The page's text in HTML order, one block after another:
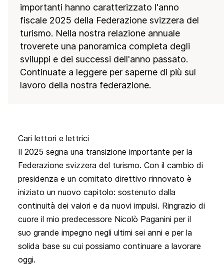
importanti hanno caratterizzato l'anno
fiscale 2025 della Federazione svizzera del
turismo. Nella nostra relazione annuale
troverete una panoramica completa degli
sviluppi e dei successi dell'anno passato.
Continuate a leggere per saperne di più sul
lavoro della nostra federazione.
Cari lettori e lettrici
Il 2025 segna una transizione importante per la
Federazione svizzera del turismo. Con il cambio di
presidenza e un comitato direttivo rinnovato è
iniziato un nuovo capitolo: sostenuto dalla
continuità dei valori e da nuovi impulsi. Ringrazio di
cuore il mio predecessore Nicolò Paganini per il
suo grande impegno negli ultimi sei anni e per la
solida base su cui possiamo continuare a lavorare
oggi.